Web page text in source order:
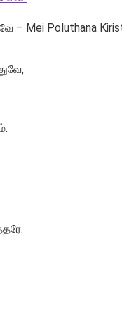
– Mei Poluthana